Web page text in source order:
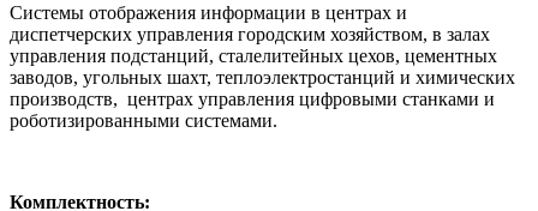
Системы отображения информации в центрах и
диспетчерских управления городским хозяйством, в залах
управления подстанций, сталелитейных цехов, цементных
заводов, угольных шахт, теплоэлектростанций и химических
производств, центрах управления цифровыми станками и
роботизированными системами.
Комплектность: